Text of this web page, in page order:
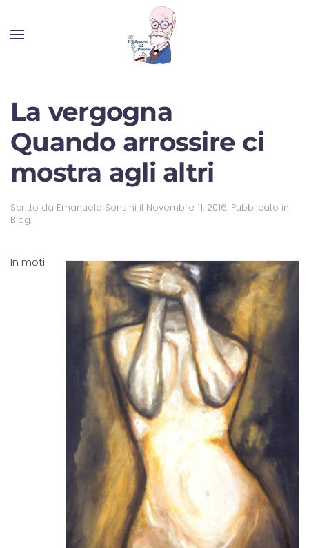
La vergogna
Quando arrossire ci
mostra agli altri
Scritto da Emanuela Sonsini il Novembre 11, 2016. Pubblicato in
Blog.
In moti